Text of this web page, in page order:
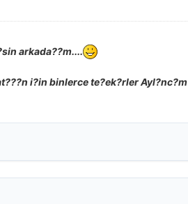
arkada??m....
i?in binlerce te?ek?rler Ayl?nc?m